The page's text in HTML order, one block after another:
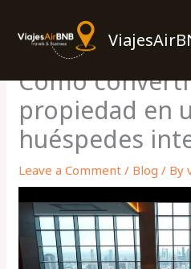
content
Cómo
propiedad en
huéspedes
Leave a Comment / Blog / By